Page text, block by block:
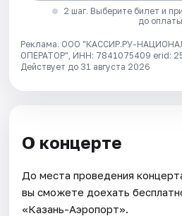
2 шаг. Выберите билет и
до оплаты
Реклама. ООО "КАССИР.РУ-
ОПЕРАТОР", ИНН: 7841075409 erid:
Действует до 31 августа 2026
О концерте
До места проведения
вы сможете доехать
«Казань-Аэропорт».